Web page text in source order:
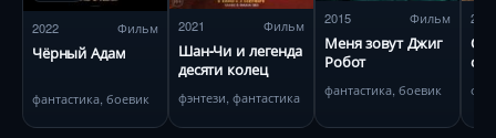
2022 Фильм
Чёрный Адам
фантастика, боевик
2021 Фильм
Шан-Чи и легенда
десяти колец
фэнтези, фантастика
2015 Фильм
Меня зовут Джиг
Робот
фантастика, боевик
2021